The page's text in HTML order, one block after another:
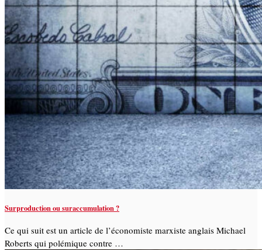
Surproduction ou suraccumulation ?
Ce qui suit est un article de l’économiste marxiste anglais Michael
Roberts qui polémique contre …